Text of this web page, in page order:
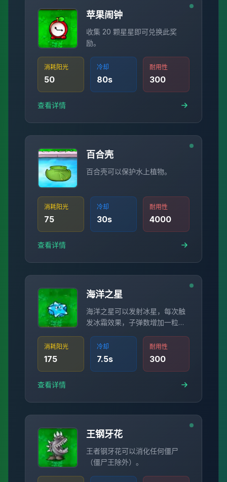
苹果闹钟
收集 20 颗星星即可兑换此奖
励。
消耗阳光
50
冷却
80s
耐用性
300
查看详情
百合壳
百合壳可以保护水上植物。
消耗阳光
75
冷却
30s
耐用性
4000
查看详情
海洋之星
海洋之星可以发射冰星，每次触
发冰霜效果，子弹数增加一粒
消耗阳光
175
冷却
7.5s
耐用性
300
查看详情
王钢牙花
王者钢牙花可以消化任何僵尸
（僵尸王除外）。